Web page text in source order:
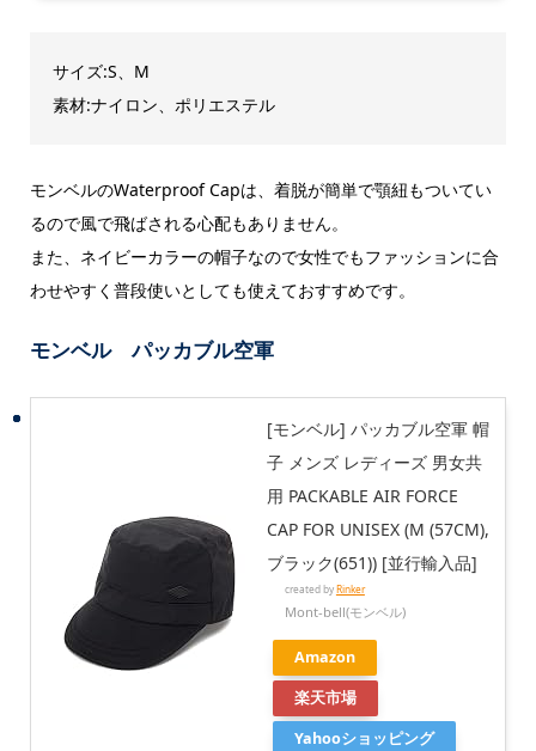
サイズ:S、M
素材:ナイロン、ポリエステル
モンベルのWaterproof Capは、着脱が簡単で顎紐もついてい
るので風で飛ばされる心配もありません。
また、ネイビーカラーの帽子なので女性でもファッションに合
わせやすく普段使いとしても使えておすすめです。
モンベル パッカブル空軍
[モンベル] パッカブル空軍 帽
子 メンズ レディーズ 男女共
用 PACKABLE AIR FORCE
CAP FOR UNISEX (M (57CM),
ブラック(651)) [並行輸入品]
created byRinker
Mont-bell(モンベル)
Amazon
楽天市場
Yahooショッピング